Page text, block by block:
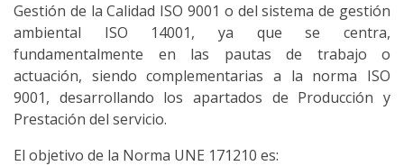
Gestión de la Calidad ISO 9001 o del sistema de gestión
ambiental ISO 14001, ya que se centra,
fundamentalmente en las pautas de trabajo o
actuación, siendo complementarias a la norma ISO
9001, desarrollando los apartados de Producción y
Prestación del servicio.
El objetivo de la Norma UNE 171210 es: